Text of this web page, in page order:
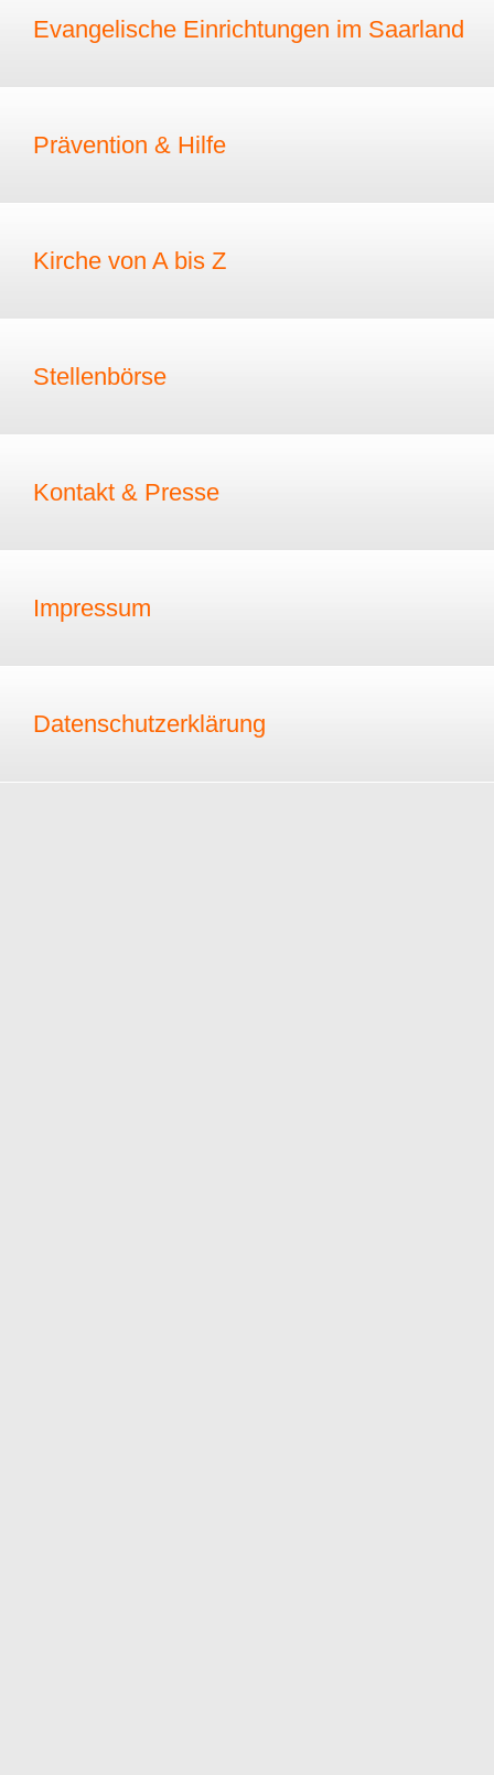
Evangelische Einrichtungen im Saarland
Prävention & Hilfe
Kirche von A bis Z
Stellenbörse
Kontakt & Presse
Impressum
Datenschutzerklärung